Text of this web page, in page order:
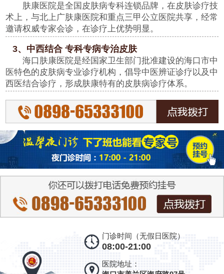
肤康医院是全国皮肤病专科连锁品牌，在皮肤诊疗技
术上，与北上广肤康医院和重点三甲公立医院共享，经常
邀请权威专家会诊，在诊疗上优势明显。
3、中西结合 专科专病专治皮肤
海口肤康医院是经国家卫生部门批准建设的海口市中
医特色的皮肤病专业诊疗机构，倡导中医辨证诊疗以及中
西医结合诊疗，形成肤康特有的皮肤病诊疗体系。
门诊时间（无假日医院）
08:00-21:00
医院地址：